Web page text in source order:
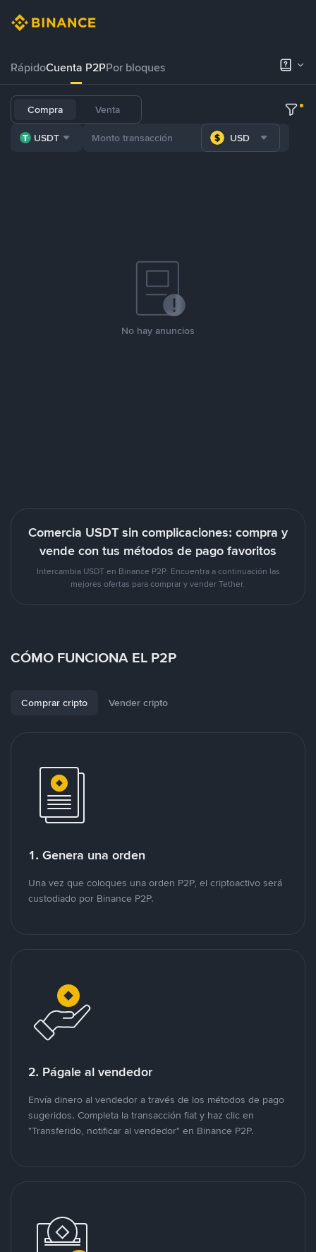
RápidoCuenta P2PPor bloques
Compra Venta
USDT USD
No hay anuncios
Comercia USDT sin complicaciones: compra y
vende con tus métodos de pago favoritos
Intercambia USDT en Binance P2P. Encuentra a continuación las
mejores ofertas para comprar y vender Tether.
CÓMO FUNCIONA EL P2P
Comprar cripto Vender cripto
1. Genera una orden
Una vez que coloques una orden P2P, el criptoactivo será
custodiado por Binance P2P.
2. Págale al vendedor
Envía dinero al vendedor a través de los métodos de pago
sugeridos. Completa la transacción fiat y haz clic en
"Transferido, notificar al vendedor" en Binance P2P.